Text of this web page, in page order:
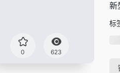
0 623
新
标